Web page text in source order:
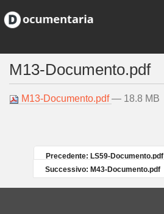
M13-Documento.pdf
M13-Documento.pdf— 18.8 MB
Precedente: LS59-Documento.pdf
Successivo: M43-Documento.pdf